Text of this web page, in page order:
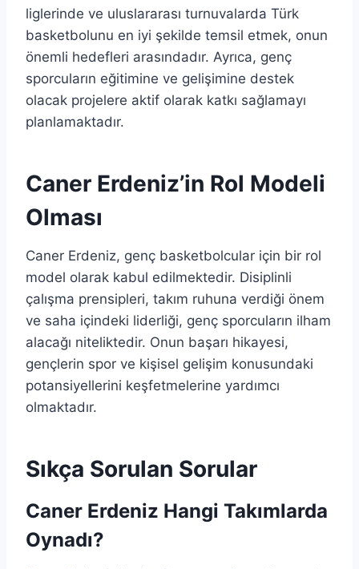
liglerinde ve uluslararası turnuvalarda Türk
basketbolunu en iyi şekilde temsil etmek, onun
önemli hedefleri arasındadır. Ayrıca, genç
sporcuların eğitimine ve gelişimine destek
olacak projelere aktif olarak katkı sağlamayı
planlamaktadır.
Caner Erdeniz’in Rol Modeli
Olması
Caner Erdeniz, genç basketbolcular için bir rol
model olarak kabul edilmektedir. Disiplinli
çalışma prensipleri, takım ruhuna verdiği önem
ve saha içindeki liderliği, genç sporcuların ilham
alacağı niteliktedir. Onun başarı hikayesi,
gençlerin spor ve kişisel gelişim konusundaki
potansiyellerini keşfetmelerine yardımcı
olmaktadır.
Sıkça Sorulan Sorular
Caner Erdeniz Hangi Takımlarda
Oynadı?